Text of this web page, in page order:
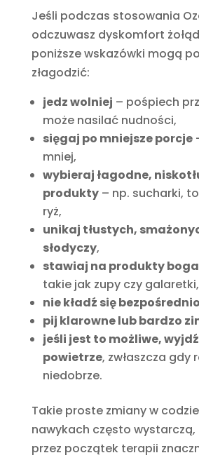
Jeśli podczas stosowania
odczuwasz dyskomfort
poniższe wskazówki mogą
złagodzić:
jedz wolniej – pośpiech
może nasilać nudności,
sięgaj po mniejsze porcje
mniej,
wybieraj łagodne,
produkty– np. sucharki,
ryż,
unikaj tłustych,
słodyczy,
stawiaj na produkty
takie jak zupy czy galaretki,
nie kładź się
pij klarowne lub bardzo
jeśli jest to możliwe,
powietrze, zwłaszcza gdy
niedobrze.
Takie proste zmiany w
nawykach często wystarczą,
przez początek terapii